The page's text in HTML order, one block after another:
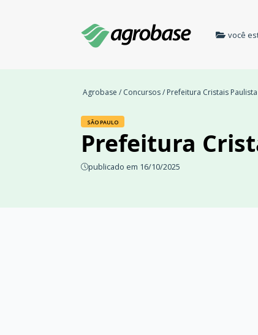
você
Agrobase / Concursos/ Prefeitura Cristais
SÃO PAULO
Prefeitura
publicado em 16/10/2025